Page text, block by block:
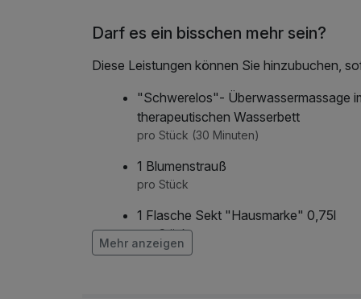
Darf es ein bisschen mehr sein?
Diese Leistungen können Sie hinzubuchen,
"Schwerelos"- Überwassermassage
therapeutischen Wasserbett
pro Stück (30 Minuten)
1 Blumenstrauß
pro Stück
1 Flasche Sekt "Hausmarke" 0,75l
pro Stück
Mehr anzeigen